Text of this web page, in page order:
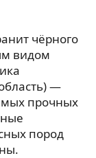
чёрного
видом
—
прочных
пород